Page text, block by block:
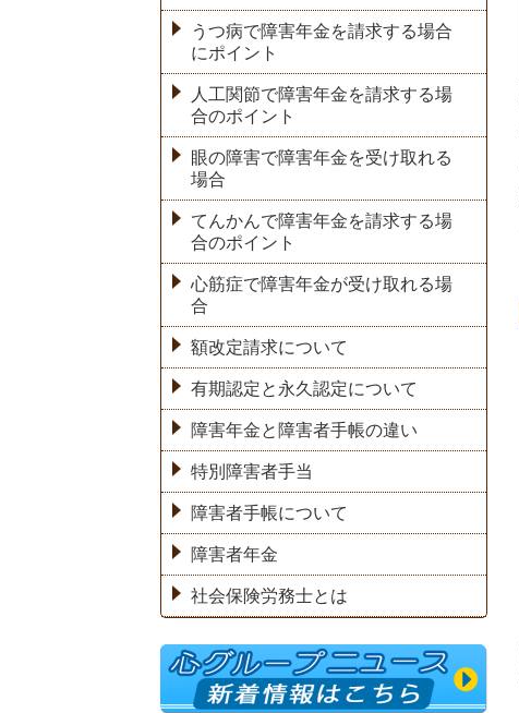
うつ病で障害年金を請求する場合
にポイント
人工関節で障害年金を請求する場
合のポイント
眼の障害で障害年金を受け取れる
場合
てんかんで障害年金を請求する場
合のポイント
心筋症で障害年金が受け取れる場
合
額改定請求について
有期認定と永久認定について
障害年金と障害者手帳の違い
特別障害者手当
障害者手帳について
障害者年金
社会保険労務士とは